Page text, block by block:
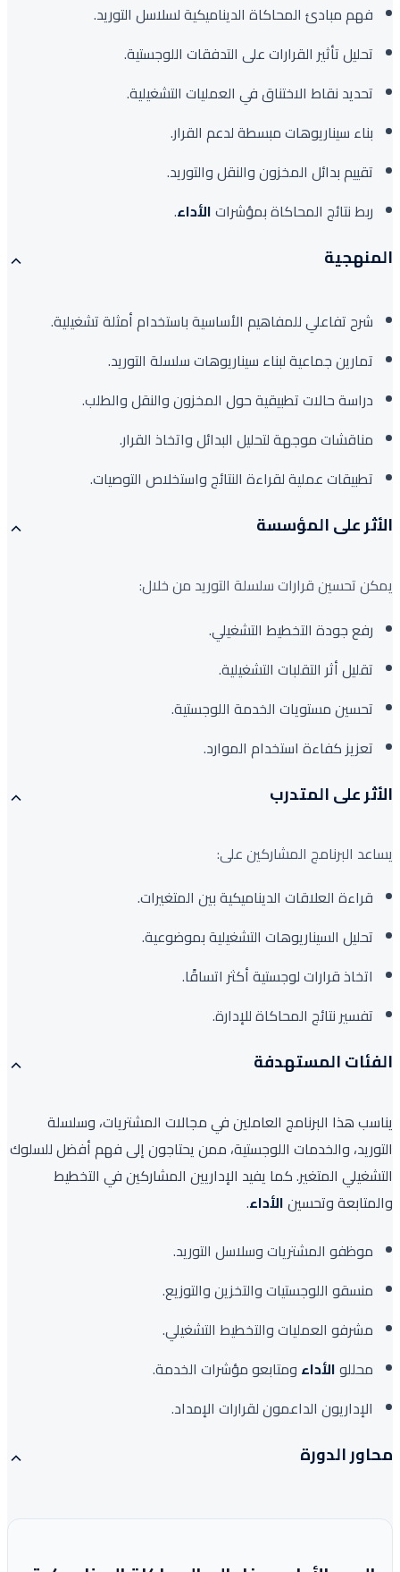
فهم مبادئ المحاكاة الديناميكية لسلاسل التوريد.
تحليل تأثير القرارات على التدفقات اللوجستية.
تحديد نقاط الاختناق في العمليات التشغيلية.
بناء سيناريوهات مبسطة لدعم القرار.
تقييم بدائل المخزون والنقل والتوريد.
ربط نتائج المحاكاة بمؤشراتالأداء.
المنهجية
شرح تفاعلي للمفاهيم الأساسية باستخدام أمثلة تشغيلية.
تمارين جماعية لبناء سيناريوهات سلسلة التوريد.
دراسة حالات تطبيقية حول المخزون والنقل والطلب.
مناقشات موجهة لتحليل البدائل واتخاذ القرار.
تطبيقات عملية لقراءة النتائج واستخلاص التوصيات.
الأثر على المؤسسة
يمكن تحسين قرارات سلسلة التوريد من خلال:
رفع جودة التخطيط التشغيلي.
تقليل أثر التقلبات التشغيلية.
تحسين مستويات الخدمة اللوجستية.
تعزيز كفاءة استخدام الموارد.
الأثر على المتدرب
يساعد البرنامج المشاركين على:
قراءة العلاقات الديناميكية بين المتغيرات.
تحليل السيناريوهات التشغيلية بموضوعية.
اتخاذ قرارات لوجستية أكثر اتساقًا.
تفسير نتائج المحاكاة للإدارة.
الفئات المستهدفة
يناسب هذا البرنامج العاملين في مجالات المشتريات، وسلسلة
التوريد، والخدمات اللوجستية، ممن يحتاجون إلى فهم أفضل للسلوك
التشغيلي المتغير. كما يفيد الإداريين المشاركين في التخطيط
والمتابعة وتحسينالأداء.
موظفو المشتريات وسلاسل التوريد.
منسقو اللوجستيات والتخزين والتوزيع.
مشرفو العمليات والتخطيط التشغيلي.
محللوالأداء ومتابعو مؤشرات الخدمة.
الإداريون الداعمون لقرارات الإمداد.
محاور الدورة